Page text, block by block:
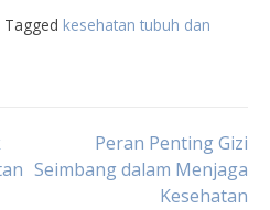
Tagged kesehatan tubuh dan
Peran Penting Gizi
Seimbang dalam Menjaga
Kesehatan